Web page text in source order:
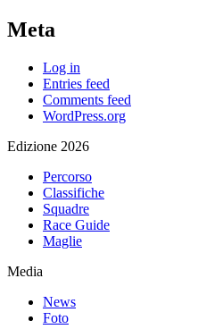
Meta
Log in
Entries feed
Comments feed
WordPress.org
Edizione 2026
Percorso
Classifiche
Squadre
Race Guide
Maglie
Media
News
Foto